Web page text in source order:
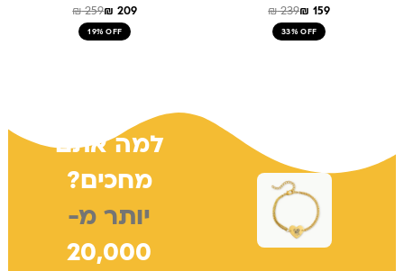
₪239₪ 159
33% OFF
₪259₪ 209
19% OFF
למה אתם
מחכים?
יותר מ-
20,000